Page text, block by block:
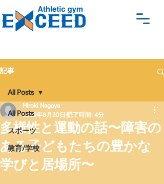
室 パルクール アクロバッ
ト ブレイキン ピラティ
ス 名古屋
記事
All Posts
スポーツ
教育/学校
All Posts
多様性と運動の話〜障害の
ある子どもたちの豊かな
学びと居場所〜
Hiroki Nagaya
2025年8月20日 読了時間: 4分